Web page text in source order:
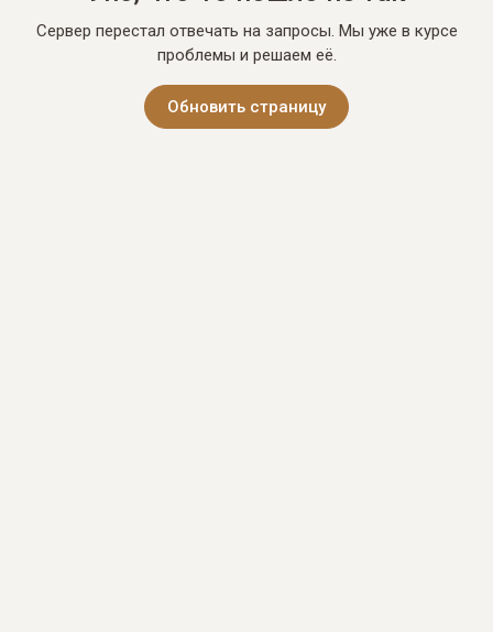
Сервер перестал отвечать на запросы. Мы уже в курсе
проблемы и решаем её.
Обновить страницу